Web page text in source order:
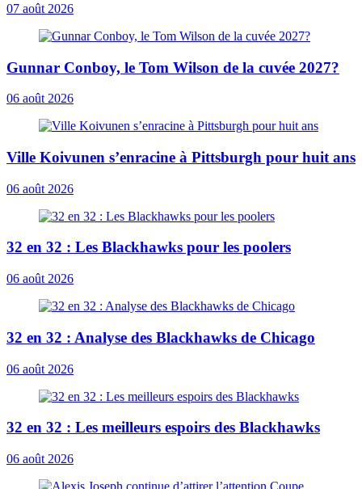
07 août 2026
Gunnar Conboy, le Tom Wilson de la cuvée 2027?
06 août 2026
Ville Koivunen s’enracine à Pittsburgh pour huit ans
06 août 2026
32 en 32 : Les Blackhawks pour les poolers
06 août 2026
32 en 32 : Analyse des Blackhawks de Chicago
06 août 2026
32 en 32 : Les meilleurs espoirs des Blackhawks
06 août 2026